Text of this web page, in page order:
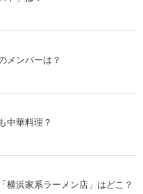
メンバーは？
中華料理？
横浜家系ラーメン店」はどこ？